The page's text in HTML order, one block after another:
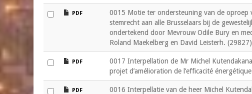
file
PDF
0015 Motie ter ondersteuning van de oproep
stemrecht aan alle Brusselaars bij de
ondertekend door Mevrouw Odile Bury en
Roland Maekelberg en David Leisterh. (29827)
file
PDF
0017 Interpellation de Mr Michel
projet d’amélioration de l’efficacité
file
PDF
0016 Interpellatie van de heer Michel